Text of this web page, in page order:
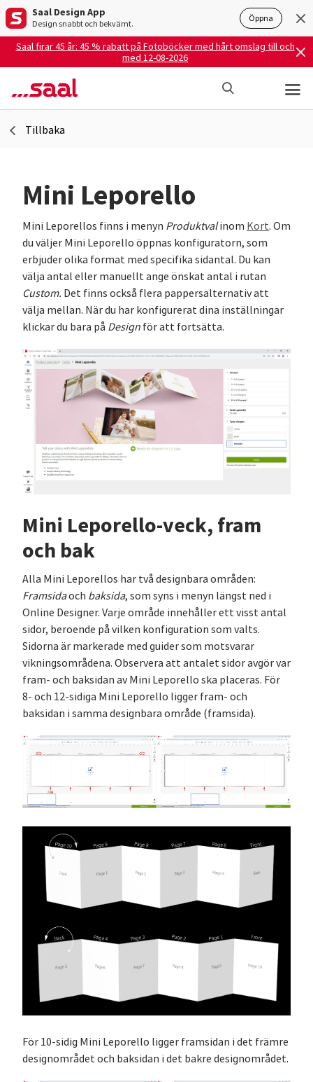
Saal Design App
Design snabbt och bekvämt. Öppna
Saal firar 45 år: 45 % rabatt på Fotoböcker med hårt omslag till och
med 12-08-2026
Tillbaka
Mini Leporello
Mini Leporellos finns i menyn Produktvalinom Kort. Om
du väljer Mini Leporello öppnas konfiguratorn, som
erbjuder olika format med specifika sidantal. Du kan
välja antal eller manuellt ange önskat antal i rutan
Custom. Det finns också flera pappersalternativ att
välja mellan. När du har konfigurerat dina inställningar
klickar du bara på Design för att fortsätta.
Mini Leporello-veck, fram
och bak
Alla Mini Leporellos har två designbara områden:
Framsidaoch baksida, som syns i menyn längst ned i
Online Designer. Varje område innehåller ett visst antal
sidor, beroende på vilken konfiguration som valts.
Sidorna är markerade med guider som motsvarar
vikningsområdena. Observera att antalet sidor avgör var
fram- och baksidan av Mini Leporello ska placeras. För
8- och 12-sidiga Mini Leporello ligger fram- och
baksidan i samma designbara område (framsida).
För 10-sidig Mini Leporello ligger framsidan i det främre
designområdet och baksidan i det bakre designområdet.